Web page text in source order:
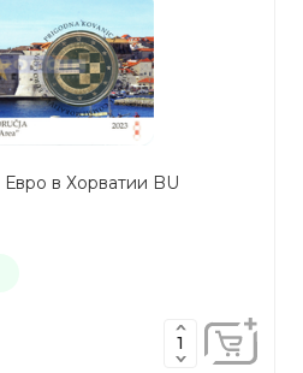
в Хорватии BU